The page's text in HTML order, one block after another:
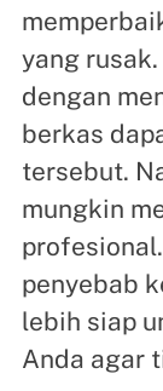
yang
dengan
berkas
tersebut.
mungkin
penyebab
lebih siap
Anda agar